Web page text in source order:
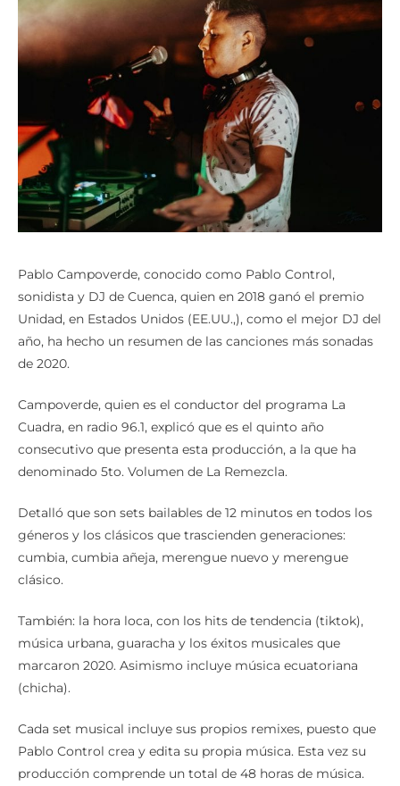
Pablo Campoverde, conocido como Pablo Control,
sonidista y DJ de Cuenca, quien en 2018 ganó el premio
Unidad, en Estados Unidos (EE.UU.,), como el mejor DJ del
año, ha hecho un resumen de las canciones más sonadas
de 2020.
Campoverde, quien es el conductor del programa La
Cuadra, en radio 96.1, explicó que es el quinto año
consecutivo que presenta esta producción, a la que ha
denominado 5to. Volumen de La Remezcla.
Detalló que son sets bailables de 12 minutos en todos los
géneros y los clásicos que trascienden generaciones:
cumbia, cumbia añeja, merengue nuevo y merengue
clásico.
También: la hora loca, con los hits de tendencia (tiktok),
música urbana, guaracha y los éxitos musicales que
marcaron 2020. Asimismo incluye música ecuatoriana
(chicha).
Cada set musical incluye sus propios remixes, puesto que
Pablo Control crea y edita su propia música. Esta vez su
producción comprende un total de 48 horas de música.